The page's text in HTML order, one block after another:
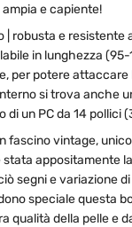
e capiente!
| robusta e resistente
in lunghezza
per potere attaccare
si trova anche
di un PC da 14 pollici
fascino vintage,
stata appositamente
segni e variazione
speciale questa
qualità della pelle e